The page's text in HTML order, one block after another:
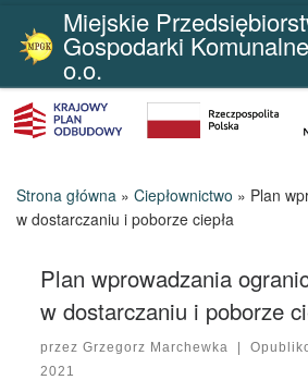
Przejdź do treści
Miejskie
Gospodarki
o.o.
Strona główna » Ciepłownictwo » Plan
w dostarczaniu i poborze ciepła
Plan wprowadzania
w dostarczaniu i poborze
przezGrzegorz Marchewka |
2021